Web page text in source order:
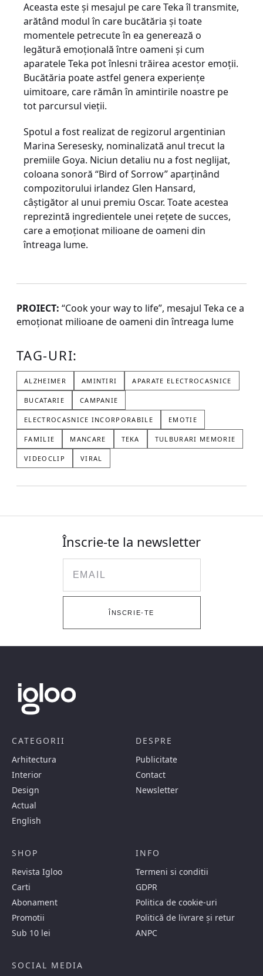
Aceasta este şi mesajul pe care Teka îl transmite,
arătând modul în care bucătăria și toate
momentele petrecute în ea generează o
legătură emoțională între oameni și cum
aparatele Teka pot înlesni trăirea acestor emoții.
Bucătăria poate astfel genera experiențe
uimitoare, care rămân în amintirile noastre pe
tot parcursul vieții.
Spotul a fost realizat de regizorul argentinian
Marina Seresesky, nominalizată anul trecut la
premiile Goya. Niciun detaliu nu a fost neglijat,
coloana sonoră “Bird of Sorrow” aparţinând
compozitorului irlandez Glen Hansard,
câștigător al unui premiu Oscar. Toate acestea
reprezintă ingredientele unei reţete de succes,
care a emoţionat milioane de oameni din
întreaga lume.
PROIECT: “Cook your way to life”, mesajul Teka ce a
emoţionat milioane de oameni din întreaga lume
TAG-URI:
ALZHEIMER AMINTIRI APARATE ELECTROCASNICE
BUCATARIE CAMPANIE
ELECTROCASNICE INCORPORABILE EMOTIE
FAMILIE MANCARE TEKA TULBURARI MEMORIE
VIDEOCLIP VIRAL
Înscrie-te la newsletter
ÎNSCRIE-TE
CATEGORII
Arhitectura
Interior
Design
Actual
English
DESPRE
Publicitate
Contact
Newsletter
SHOP
Revista Igloo
Carti
Abonament
Promotii
Sub 10 lei
INFO
Termeni si conditii
GDPR
Politica de cookie-uri
Politică de livrare și retur
ANPC
SOCIAL MEDIA